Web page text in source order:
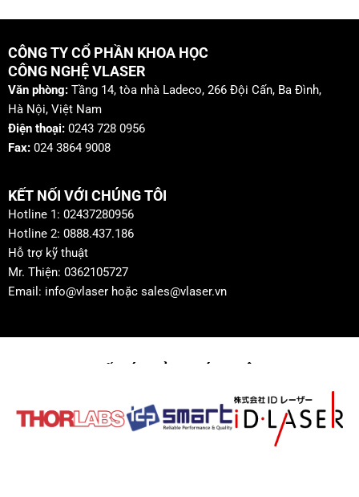
CÔNG TY CỔ PHẦN KHOA HỌC
CÔNG NGHỆ VLASER
Văn phòng: Tầng 14, tòa nhà Ladeco, 266 Đội Cấn, Ba Đình,
Hà Nội, Việt Nam
Điện thoại: 0243 728 0956
Fax: 024 3864 9008
KẾT NỐI VỚI CHÚNG TÔI
Hotline 1: 02437280956
Hotline 2: 0888.437.186
Hỗ trợ kỹ thuật
Mr. Thiện: 0362105727
Email: info@vlaser hoặc sales@vlaser.vn